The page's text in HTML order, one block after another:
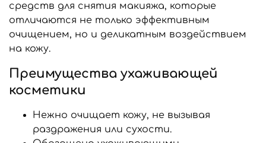
средств для снятия макияжа, которые
отличаются не только эффективным
очищением, но и деликатным воздействием
на кожу.
Преимущества ухаживающей
косметики
Нежно очищает кожу, не вызывая
раздражения или сухости.